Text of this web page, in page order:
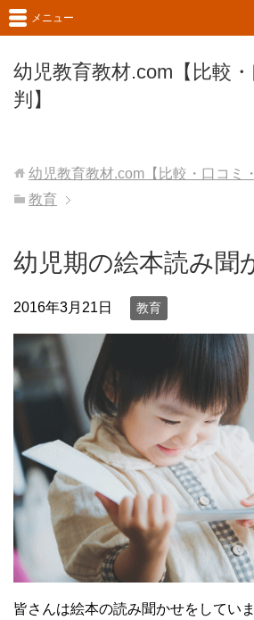
幼児教育教材.com【比較
判】
メニュー
幼児教育教材.com【比較・口コミ
教育
幼児期の絵本読み聞
2016年3月21日 教育
皆さんは絵本の読み聞かせをしてい